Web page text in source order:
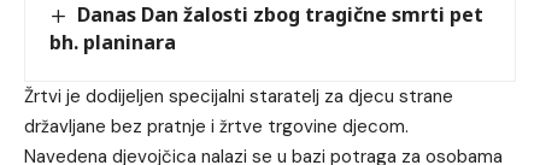
Danas Dan žalosti zbog tragične smrti pet
bh. planinara
Žrtvi je dodijeljen specijalni staratelj za djecu strane
državljane bez pratnje i žrtve trgovine djecom.
Navedena djevojčica nalazi se u bazi potraga za osobama